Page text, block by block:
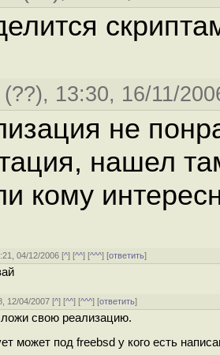
(??), 13:30, 16/11/
не
нашел
кому
04/12/2006 [^] [^^] [^^^] [ответить]
12/04/2007 [^] [^^] [^^^] [ответить]
свою реализацию.
может под freebsd у кого есть